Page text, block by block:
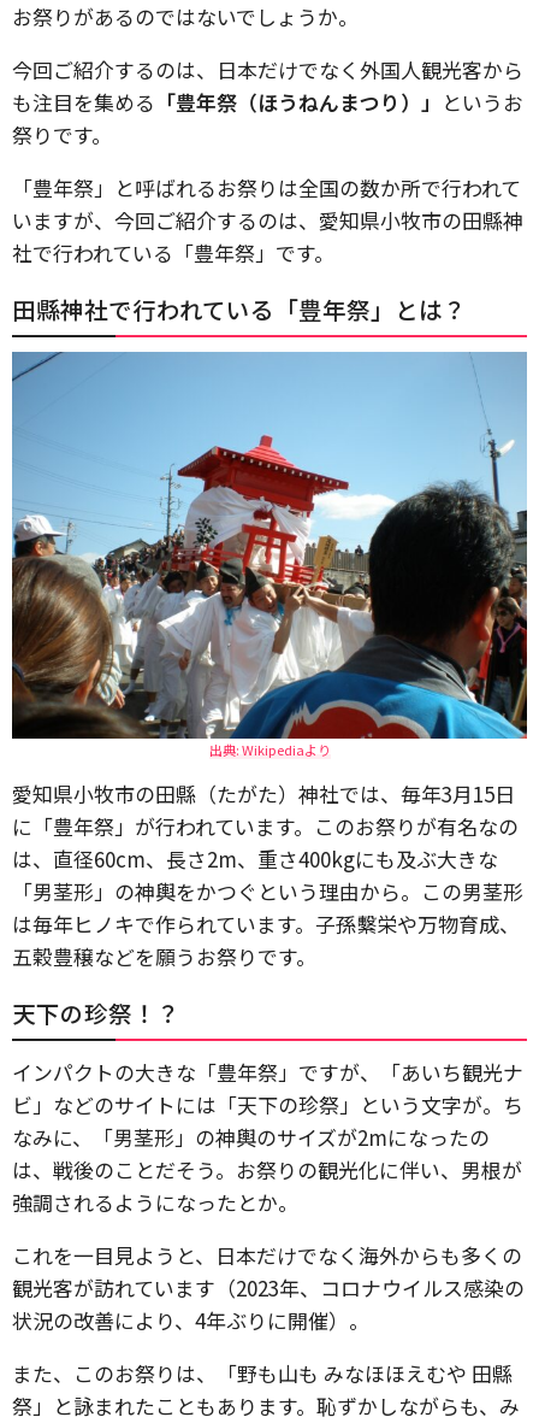
お祭りがあるのではないでしょうか。
今回ご紹介するのは、日本だけでなく外国人観光客から
も注目を集める 「豊年祭（ほうねんまつり）」 というお
祭りです。
「豊年祭」と呼ばれるお祭りは全国の数か所で行われて
いますが、今回ご紹介するのは、愛知県小牧市の田縣神
社で行われている「豊年祭」です。
田縣神社で行われている「豊年祭」とは？
出典: Wikipediaより
愛知県小牧市の田縣（たがた）神社では、毎年3月15日
に「豊年祭」が行われています。このお祭りが有名なの
は、直径60cm、長さ2m、重さ400kgにも及ぶ大きな
「男茎形」の神輿をかつぐという理由から。この男茎形
は毎年ヒノキで作られています。子孫繫栄や万物育成、
五穀豊穣などを願うお祭りです。
天下の珍祭！？
インパクトの大きな「豊年祭」ですが、「あいち観光ナ
ビ」などのサイトには「天下の珍祭」という文字が。ち
なみに、「男茎形」の神輿のサイズが2mになったの
は、戦後のことだそう。お祭りの観光化に伴い、男根が
強調されるようになったとか。
これを一目見ようと、日本だけでなく海外からも多くの
観光客が訪れています（2023年、コロナウイルス感染の
状況の改善により、4年ぶりに開催）。
また、このお祭りは、「野も山も みなほほえむや 田縣
祭」と詠まれたこともあります。恥ずかしながらも、み